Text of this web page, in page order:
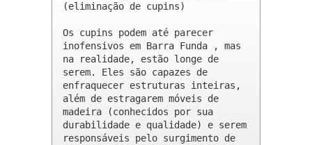
(eliminação de cupins)
Os cupins podem até parecer
inofensivos em Barra Funda , mas
na realidade, estão longe de
serem. Eles são capazes de
enfraquecer estruturas inteiras,
além de estragarem móveis de
madeira (conhecidos por sua
durabilidade e qualidade) e serem
responsáveis pelo surgimento de